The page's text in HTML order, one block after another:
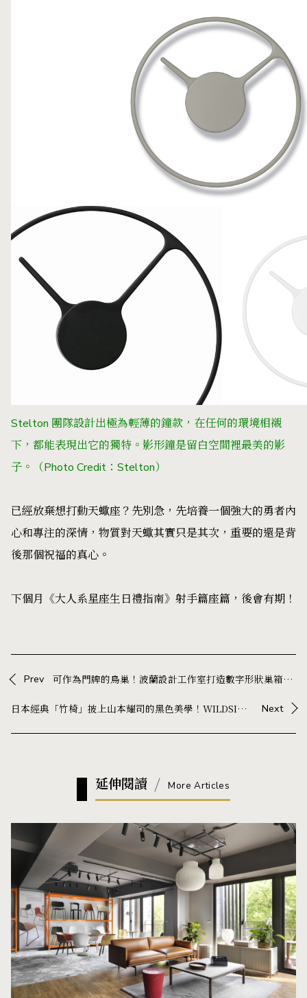
Stelton 團隊設計出極為輕薄的鐘款，在任何的環境相襯
下，都能表現出它的獨特。影形鐘是留白空間裡最美的影
子。（Photo Credit：Stelton）
已經放棄想打動天蠍座？先別急，先培養一個強大的勇者內
心和專注的深情，物質對天蠍其實只是其次，重要的還是背
後那個祝福的真心。
下個月《大人系星座生日禮指南》射手篇座篇，後會有期！
Prev 可作為門牌的鳥巢！波蘭設計工作室打造數字形狀巢箱「Numbird」，為小鳥增加城市棲息地
日本經典「竹椅」披上山本耀司的黑色美學！WILDSIDE 攜手三越製作所，重新演繹近 90 年家具名作 Next
延伸閱讀 More Articles